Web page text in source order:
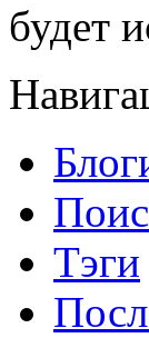
будет
Тэги